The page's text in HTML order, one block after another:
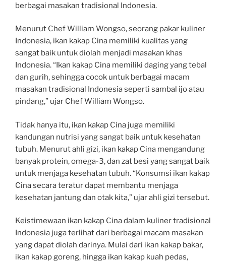
berbagai masakan tradisional Indonesia.
Menurut Chef William Wongso, seorang pakar kuliner
Indonesia, ikan kakap Cina memiliki kualitas yang
sangat baik untuk diolah menjadi masakan khas
Indonesia. “Ikan kakap Cina memiliki daging yang tebal
dan gurih, sehingga cocok untuk berbagai macam
masakan tradisional Indonesia seperti sambal ijo atau
pindang,” ujar Chef William Wongso.
Tidak hanya itu, ikan kakap Cina juga memiliki
kandungan nutrisi yang sangat baik untuk kesehatan
tubuh. Menurut ahli gizi, ikan kakap Cina mengandung
banyak protein, omega-3, dan zat besi yang sangat baik
untuk menjaga kesehatan tubuh. “Konsumsi ikan kakap
Cina secara teratur dapat membantu menjaga
kesehatan jantung dan otak kita,” ujar ahli gizi tersebut.
Keistimewaan ikan kakap Cina dalam kuliner tradisional
Indonesia juga terlihat dari berbagai macam masakan
yang dapat diolah darinya. Mulai dari ikan kakap bakar,
ikan kakap goreng, hingga ikan kakap kuah pedas,